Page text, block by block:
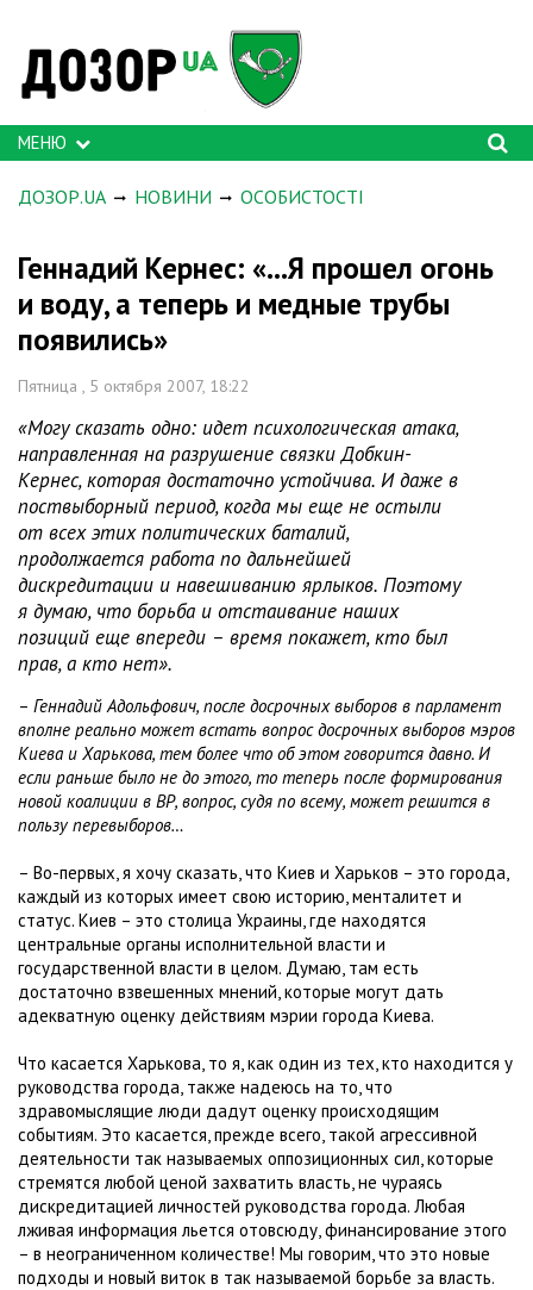
МЕНЮ
ДОЗОР.UA НОВИНИ ОСОБИСТОСТІ
Геннадий Кернес: «...Я прошел огонь
и воду, а теперь и медные трубы
появились»
Пятница , 5 октября 2007, 18:22
«Могу сказать одно: идет психологическая атака,
направленная на разрушение связки Добкин-
Кернес, которая достаточно устойчива. И даже в
поствыборный период, когда мы еще не остыли
от всех этих политических баталий,
продолжается работа по дальнейшей
дискредитации и навешиванию ярлыков. Поэтому
я думаю, что борьба и отстаивание наших
позиций еще впереди – время покажет, кто был
прав, а кто нет».
– Геннадий Адольфович, после досрочных выборов в парламент
вполне реально может встать вопрос досрочных выборов мэров
Киева и Харькова, тем более что об этом говорится давно. И
если раньше было не до этого, то теперь после формирования
новой коалиции в ВР, вопрос, судя по всему, может решится в
пользу перевыборов…
– Во-первых, я хочу сказать, что Киев и Харьков – это города,
каждый из которых имеет свою историю, менталитет и
статус. Киев – это столица Украины, где находятся
центральные органы исполнительной власти и
государственной власти в целом. Думаю, там есть
достаточно взвешенных мнений, которые могут дать
адекватную оценку действиям мэрии города Киева.
Что касается Харькова, то я, как один из тех, кто находится у
руководства города, также надеюсь на то, что
здравомыслящие люди дадут оценку происходящим
событиям. Это касается, прежде всего, такой агрессивной
деятельности так называемых оппозиционных сил, которые
стремятся любой ценой захватить власть, не чураясь
дискредитацией личностей руководства города. Любая
лживая информация льется отовсюду, финансирование этого
– в неограниченном количестве! Мы говорим, что это новые
подходы и новый виток в так называемой борьбе за власть.